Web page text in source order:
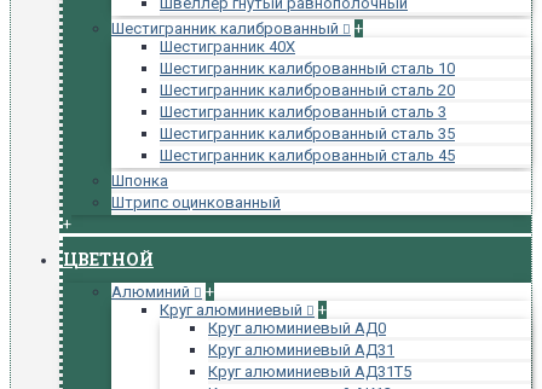
Шестигранник калиброванный
+
Шестигранник 40Х
Шестигранник калиброванный сталь 10
Шестигранник калиброванный сталь 20
Шестигранник калиброванный сталь 3
Шестигранник калиброванный сталь 35
Шестигранник калиброванный сталь 45
Шпонка
Штрипс оцинкованный
+
ЦВЕТНОЙ
Алюминий
+
Круг алюминиевый
+
Круг алюминиевый АД0
Круг алюминиевый АД31
Круг алюминиевый АД31Т5